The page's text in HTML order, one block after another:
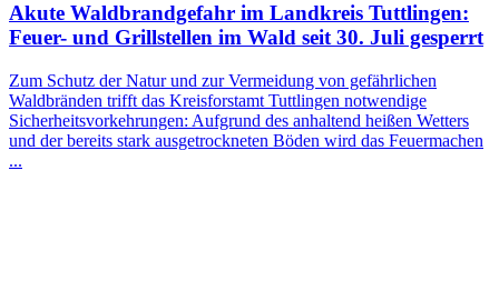
Akute Waldbrandgefahr im Landkreis Tuttlingen:
Feuer- und Grillstellen im Wald seit 30. Juli gesperrt
Zum Schutz der Natur und zur Vermeidung von gefährlichen
Waldbränden trifft das Kreisforstamt Tuttlingen notwendige
Sicherheitsvorkehrungen: Aufgrund des anhaltend heißen Wetters
und der bereits stark ausgetrockneten Böden wird das Feuermachen
...